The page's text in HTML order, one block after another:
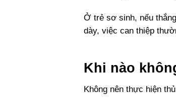
Ở trẻ sơ sinh, nếu
dày, việc can thiệp
Khi nào
Không nên thực hiện